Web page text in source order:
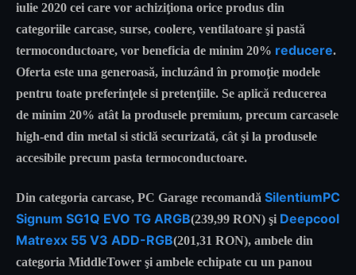
iulie 2020 cei care vor achiziţiona orice produs din
categoriile carcase, surse, coolere, ventilatoare şi pastă
termoconductoare, vor beneficia de minim 20% reducere.
Oferta este una generoasă, incluzând în promoţie modele
pentru toate preferinţele si pretenţiile. Se aplică reducerea
de minim 20% atât la produsele premium, precum carcasele
high-end din metal si sticlă securizată, cât şi la produsele
accesibile precum pasta termoconductoare.
Din categoria carcase, PC Garage recomandă SilentiumPC
Signum SG1Q EVO TG ARGB(239,99 RON) şi Deepcool
Matrexx 55 V3 ADD-RGB(201,31 RON), ambele din
categoria MiddleTower şi ambele echipate cu un panou